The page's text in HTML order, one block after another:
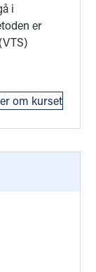
i
er
om kurset
: Kurs i NS